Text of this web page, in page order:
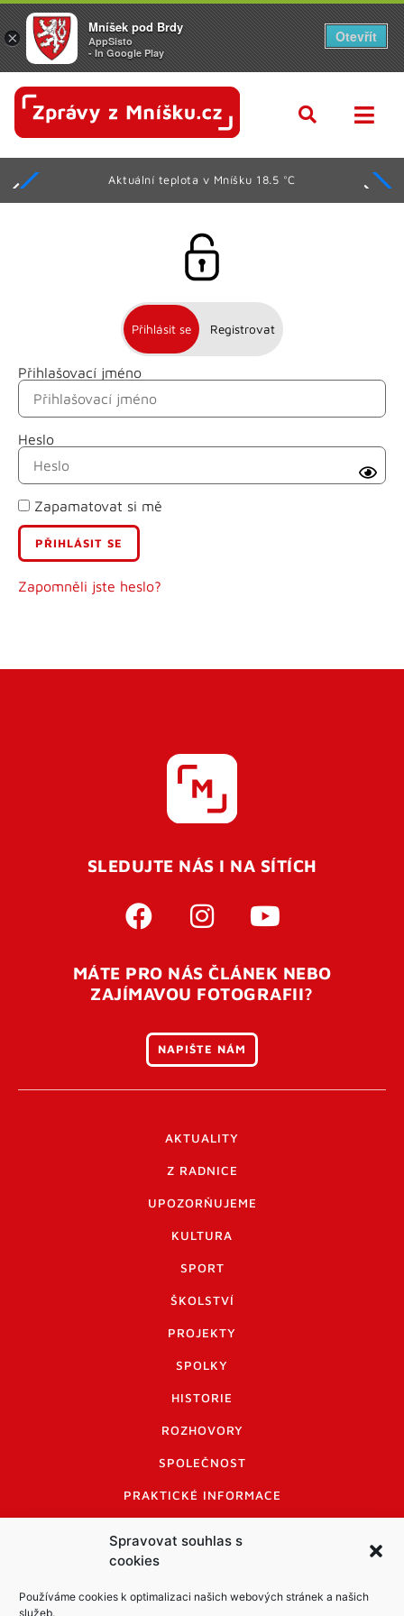
Spravovat souhlas s
cookies
Používáme cookies k optimalizaci našich webových stránek a našich
služeb.
Aktuální teplota v Mníšku 18.5 °C
Přihlásit se Registrovat
Přihlašovací jméno
Heslo
Zapamatovat si mě
Zapomněli jste heslo?
Jméno
Příjmení
E-mail
Uživatelské jméno
Pro úspěšné dokončení registrace je potřeba
vaší e-mailovouadresu. Po úspěšném odeslání
otevření tohoto odkazu se váš účet ověří a můžete se
přihlásit. Nezapomeňte zkontrolovat složku SPAM ve
SLEDUJTE NÁS I NA SÍTÍCH
MÁTE PRO NÁS ČLÁNEK NEBO
ZAJÍMAVOU FOTOGRAFII?
NAPIŠTE NÁM
AKTUALITY
Z RADNICE
UPOZORŇUJEME
KULTURA
SPORT
ŠKOLSTVÍ
PROJEKTY
SPOLKY
HISTORIE
ROZHOVORY
SPOLEČNOST
PRAKTICKÉ INFORMACE
INFORMACE A KODEX DISKUTUJÍCÍCH
LOGO A LOGO MANUÁL
×
Mníšek pod Brdy
AppSisto
- In Google Play
Otevřít